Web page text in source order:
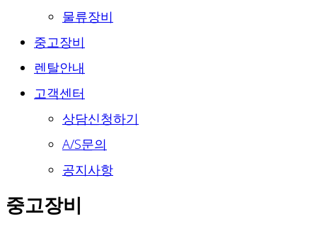
물류장비
중고장비
렌탈안내
고객센터
상담신청하기
A/S문의
공지사항
중고장비